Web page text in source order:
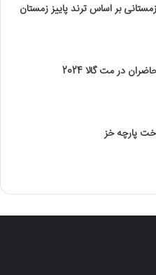
بر اساس ترند پاییز زمستان
در مت گالا 2024
پارچه خز